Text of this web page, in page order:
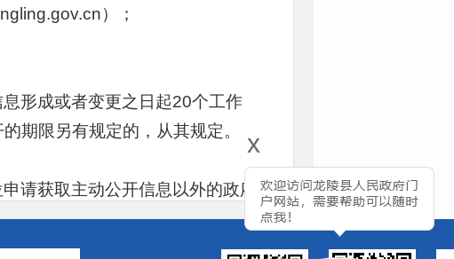
x
）；
形成或者变更之日起20个工作
期限另有规定的，从其规定。
请获取主动公开信息以外的政府